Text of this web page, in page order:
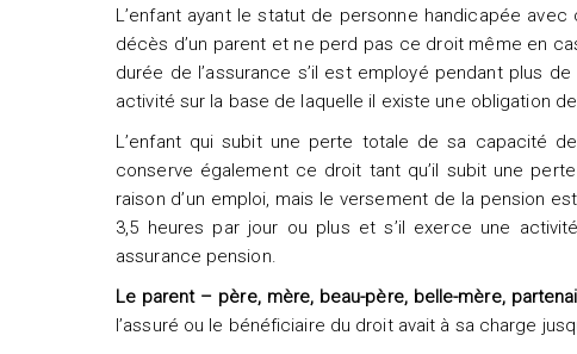
L’enfant ayant le statut de personne handicapée
décès d’un parent et ne perd pas ce droit même en
durée de l’assurance s’il est employé pendant plus
activité sur la base de laquelle il existe une obligation
L’enfant qui subit une perte totale de sa capacité
conserve également ce droit tant qu’il subit une
raison d’un emploi, mais le versement de la pension
3,5 heures par jour ou plus et s’il exerce une
assurance pension.
Le parent – père, mère, beau-père, belle-mère,
l’assuré ou le bénéficiaire du droit avait à sa charge